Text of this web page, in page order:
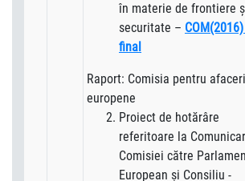
în materie de frontiere
securitate –
final
Raport: Comisia pentru afaceri
europene
Proiect de hotărâre
referitoare la
Comisiei către
European şi Consiliu -